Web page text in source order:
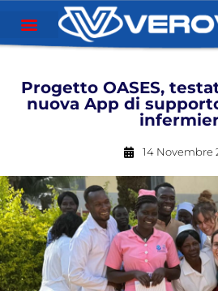
Progetto OASES,
nuova App di
14 Novembre